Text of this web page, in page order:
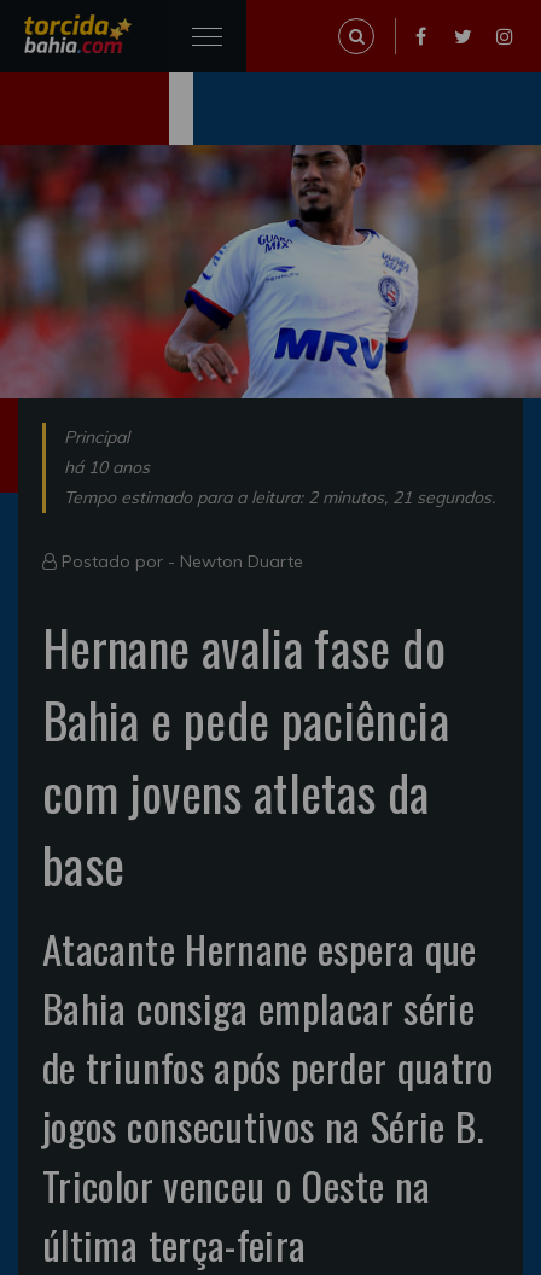
Principal
há 10 anos
Tempo estimado para a leitura: 2 minutos, 21 segundos.
Postado por - Newton Duarte
Hernane avalia fase do
Bahia e pede paciência
com jovens atletas da
base
Atacante Hernane espera que
Bahia consiga emplacar série
de triunfos após perder quatro
jogos consecutivos na Série B.
Tricolor venceu o Oeste na
última terça-feira